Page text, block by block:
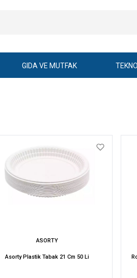
GIDA VE MUTFAK
ASORTY
Asorty Plastik Tabak 21 Cm 50 Li